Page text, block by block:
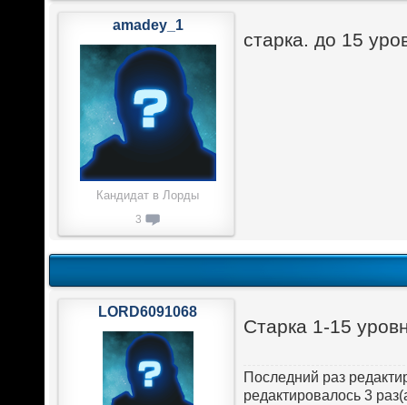
старка. до 15
amadey_1
Кандидат в Лорды
3
Старка 1-15
Последний раз
редактировалось 3
LORD6091068